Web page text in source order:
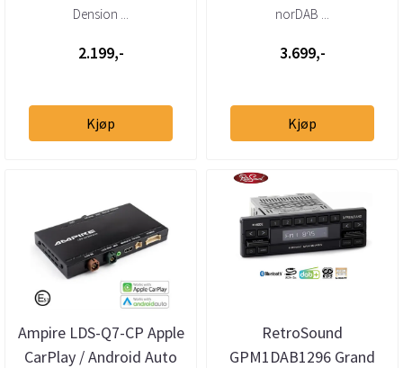
mottaker – helintegrert
Dension ...
2.199,-
Kjøp
VW / Bentley /
norDAB ...
3.699,-
Kjøp
Ampire LDS-Q7-CP Apple
CarPlay / Android Auto
RetroSound
GPM1DAB1296 Grand